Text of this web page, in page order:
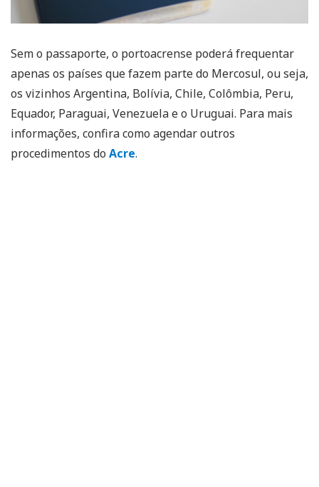
Sem o passaporte, o portoacrense poderá frequentar
apenas os países que fazem parte do Mercosul, ou seja,
os vizinhos Argentina, Bolívia, Chile, Colômbia, Peru,
Equador, Paraguai, Venezuela e o Uruguai. Para mais
informações, confira como agendar outros
procedimentos do Acre.